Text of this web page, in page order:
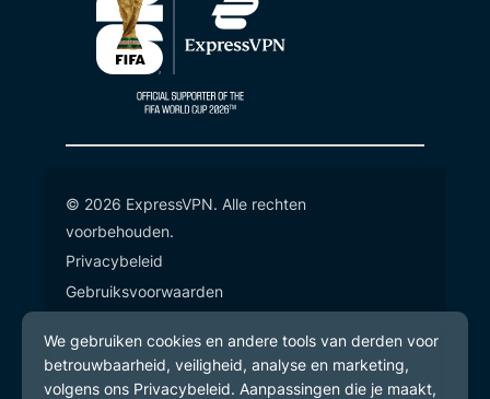
© 2026 ExpressVPN. Alle rechten
voorbehouden.
Privacybeleid
Gebruiksvoorwaarden